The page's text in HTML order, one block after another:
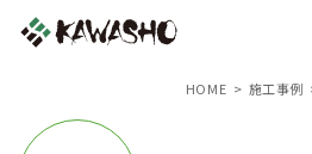
HOME 施工事例